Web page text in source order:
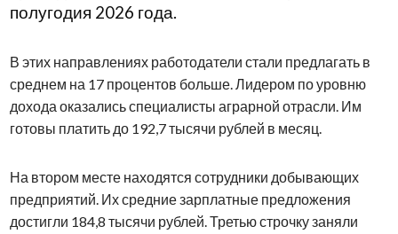
полугодия 2026 года.
В этих направлениях работодатели стали предлагать в
среднем на 17 процентов больше. Лидером по уровню
дохода оказались специалисты аграрной отрасли. Им
готовы платить до 192,7 тысячи рублей в месяц.
На втором месте находятся сотрудники добывающих
предприятий. Их средние зарплатные предложения
достигли 184,8 тысячи рублей. Третью строчку заняли